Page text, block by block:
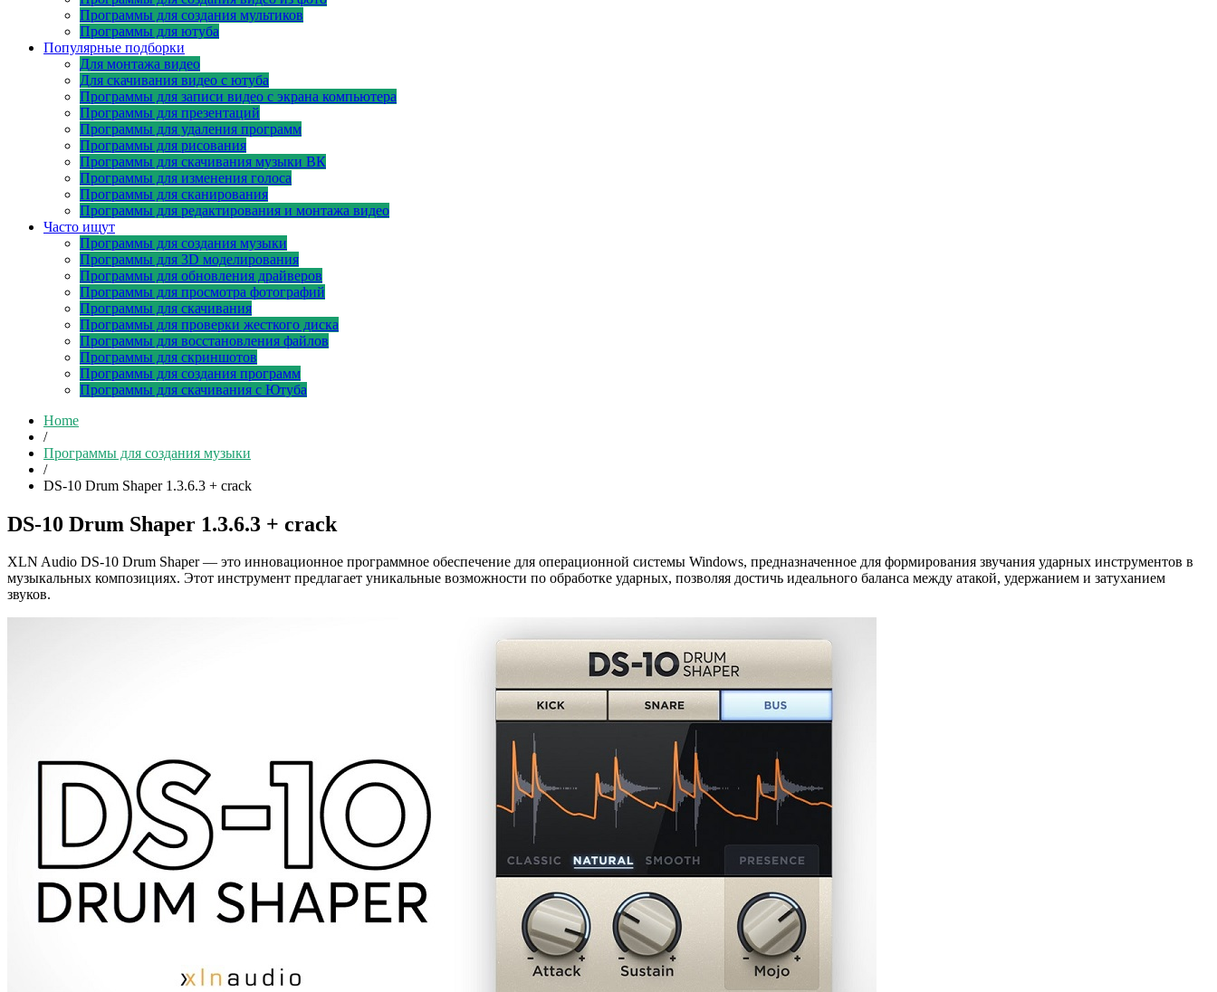
Программы для создания мультиков
Программы для ютуба
Популярные подборки
Для монтажа видео
Для скачивания видео с ютуба
Программы для записи видео с экрана компьютера
Программы для презентаций
Программы для удаления программ
Программы для рисования
Программы для скачивания музыки ВК
Программы для изменения голоса
Программы для сканирования
Программы для редактирования и монтажа видео
Часто ищут
Программы для создания музыки
Программы для 3D моделирования
Программы для обновления драйверов
Программы для просмотра фотографий
Программы для скачивания
Программы для проверки жесткого диска
Программы для восстановления файлов
Программы для скриншотов
Программы для создания программ
Программы для скачивания с Ютуба
Home
/
Программы для создания музыки
/
DS-10 Drum Shaper 1.3.6.3 + crack
DS-10 Drum Shaper 1.3.6.3 + crack
XLN Audio DS-10 Drum Shaper — это инновационное программное обеспечение для операционной системы Windows, предназначенное для формирования звучания ударных инструментов в
музыкальных композициях. Этот инструмент предлагает уникальные возможности по обработке ударных, позволяя достичь идеального баланса между атакой, удержанием и затуханием
звуков.